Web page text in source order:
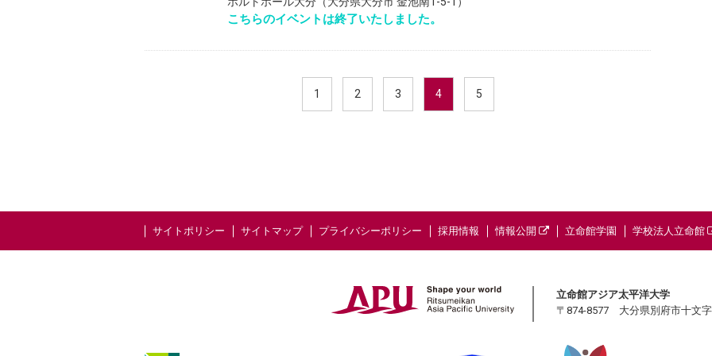
こちらのイベントは終了いたしました。
1 2 3 4 5
サイトポリシー サイトマップ プライバシーポリシー 採用情報 情報公開 立命館学園 学校法人立命館
立命館アジア太平洋大学
〒874-8577 大分県別府市十文